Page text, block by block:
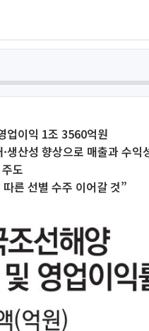
업이익 1조 3560억원
생산성 향상으로 매출과 수익
도
른 선별 수주 이어갈 것”